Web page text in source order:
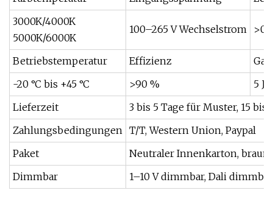
3000K/4000K
5000K/6000K
100–265 V Wechselstrom >0,9
Betriebstemperatur Effizienz
-20 °C bis +45 °C
>90 %
5
Lieferzeit
3 bis 5 Tage für Muster, 15
Zahlungsbedingungen T/T, Western Union, Paypal
Paket
Neutraler Innenkarton,
Dimmbar
1–10 V dimmbar, Dali